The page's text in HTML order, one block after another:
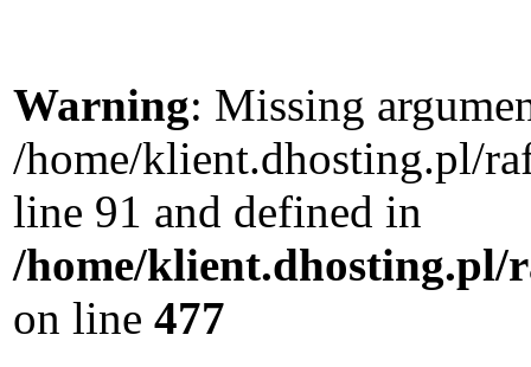
Warning: Missing
/home/klient.dhosting.pl/
line 91 and defined in
/home/klient.dhosting.pl/
on line 477